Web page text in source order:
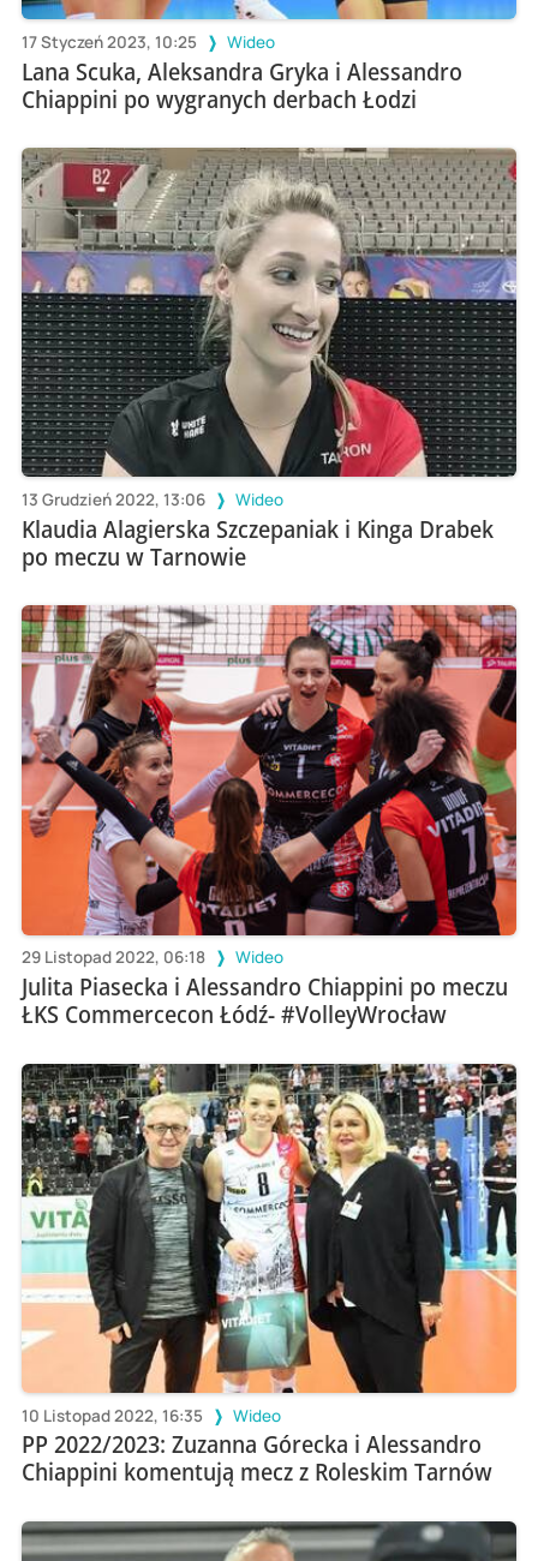
17 Styczeń 2023, 10:25 Wideo
Lana Scuka, Aleksandra Gryka i Alessandro
Chiappini po wygranych derbach Łodzi
13 Grudzień 2022, 13:06 Wideo
Klaudia Alagierska Szczepaniak i Kinga Drabek
po meczu w Tarnowie
29 Listopad 2022, 06:18 Wideo
Julita Piasecka i Alessandro Chiappini po meczu
ŁKS Commercecon Łódź- #VolleyWrocław
10 Listopad 2022, 16:35 Wideo
PP 2022/2023: Zuzanna Górecka i Alessandro
Chiappini komentują mecz z Roleskim Tarnów